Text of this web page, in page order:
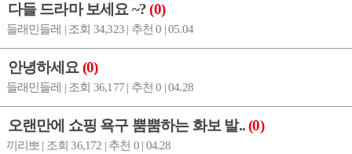
다들 드라마 보세요 ~?(0)
들래민들레 | 조회 34,323 | 추천 0 | 05.04
안녕하세요 (0)
들래민들레 | 조회 36,177 | 추천 0 | 04.28
오랜만에 쇼핑 욕구 뿜뿜하는 화보 발..(0)
끼리뽀 | 조회 36,172 | 추천 0 | 04.28